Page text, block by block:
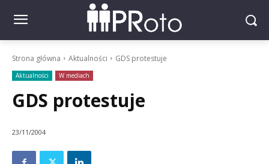
Strona główna Aktualności GDS protestuje
Aktualności W mediach
GDS protestuje
23/11/2004